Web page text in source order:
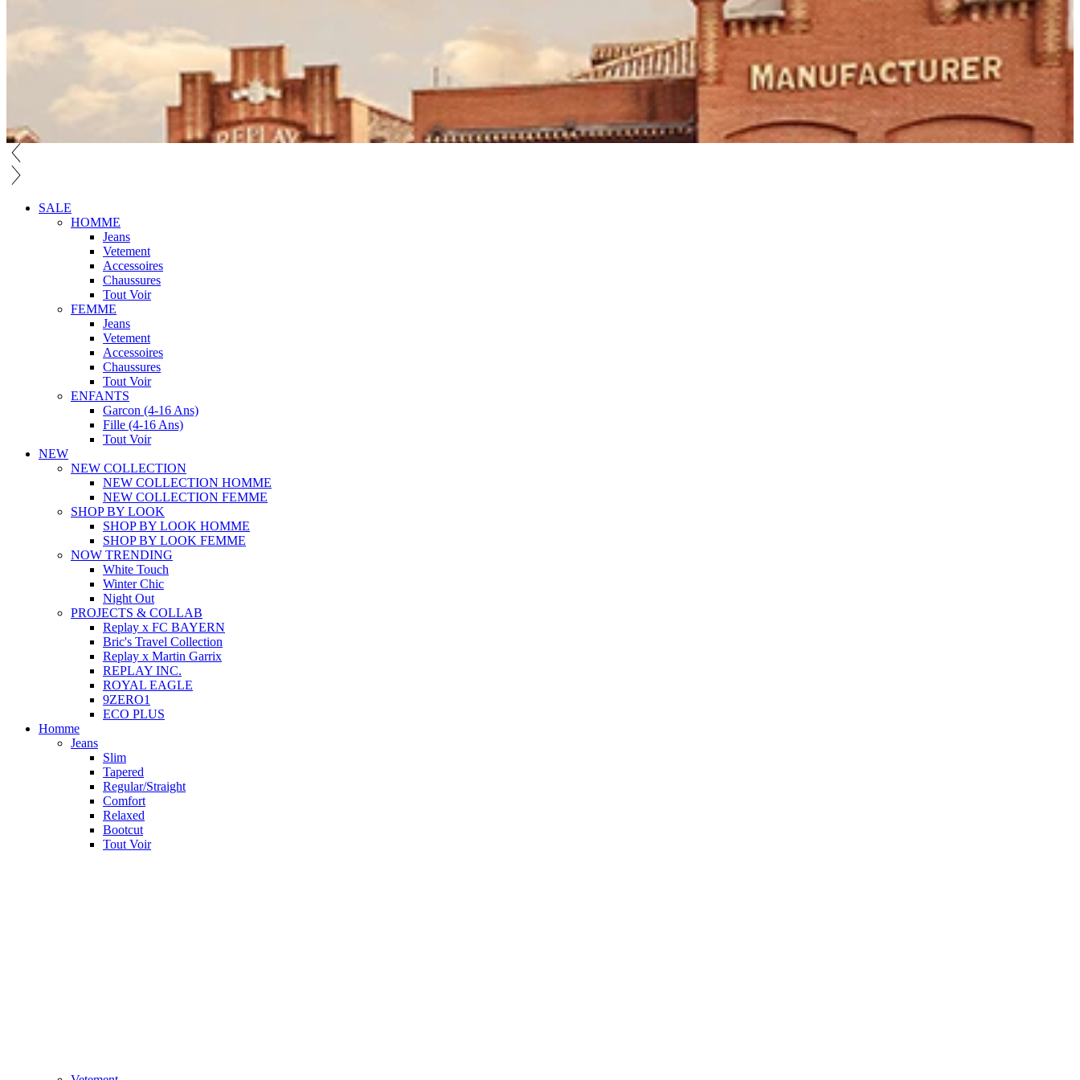
SALE
HOMME
Jeans
Vetement
Accessoires
Chaussures
Tout Voir
FEMME
Jeans
Vetement
Accessoires
Chaussures
Tout Voir
ENFANTS
Garcon (4-16 Ans)
Fille (4-16 Ans)
Tout Voir
NEW
NEW COLLECTION
NEW COLLECTION HOMME
NEW COLLECTION FEMME
SHOP BY LOOK
SHOP BY LOOK HOMME
SHOP BY LOOK FEMME
NOW TRENDING
White Touch
Winter Chic
Night Out
PROJECTS & COLLAB
Replay x FC BAYERN
Bric's Travel Collection
Replay x Martin Garrix
REPLAY INC.
ROYAL EAGLE
9ZERO1
ECO PLUS
Homme
Jeans
Slim
Tapered
Regular/Straight
Comfort
Relaxed
Bootcut
Tout Voir